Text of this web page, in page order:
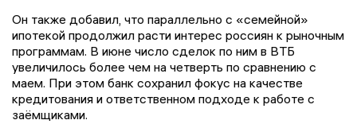
Он также добавил, что параллельно с «семейной»
ипотекой продолжил расти интерес россиян к рыночным
программам. В июне число сделок по ним в ВТБ
увеличилось более чем на четверть по сравнению с
маем. При этом банк сохранил фокус на качестве
кредитования и ответственном подходе к работе с
заёмщиками.